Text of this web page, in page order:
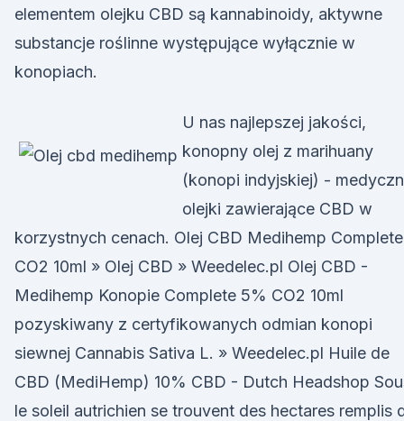
elementem olejku CBD są kannabinoidy, aktywne
substancje roślinne występujące wyłącznie w
konopiach.
U nas najlepszej jakości,
konopny olej z marihuany
(konopi indyjskiej) -
olejki zawierające CBD w
korzystnych cenach. Olej CBD Medihemp
CO2 10ml » Olej CBD » Weedelec.pl Olej CBD -
Medihemp Konopie Complete 5% CO2 10ml
pozyskiwany z certyfikowanych odmian konopi
siewnej Cannabis Sativa L. » Weedelec.pl Huile de
CBD (MediHemp) 10% CBD - Dutch Headshop
le soleil autrichien se trouvent des hectares remplis